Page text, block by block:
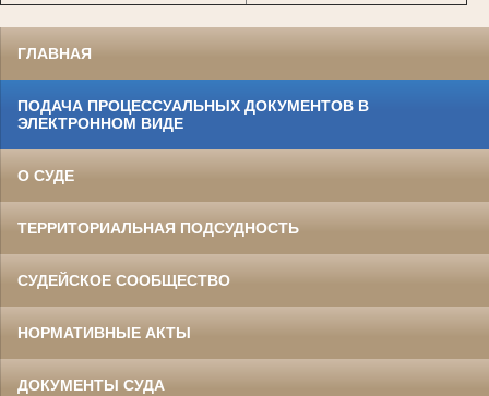
ГЛАВНАЯ
ПОДАЧА ПРОЦЕССУАЛЬНЫХ ДОКУМЕНТОВ В
ЭЛЕКТРОННОМ ВИДЕ
О СУДЕ
ТЕРРИТОРИАЛЬНАЯ ПОДСУДНОСТЬ
СУДЕЙСКОЕ СООБЩЕСТВО
НОРМАТИВНЫЕ АКТЫ
ДОКУМЕНТЫ СУДА